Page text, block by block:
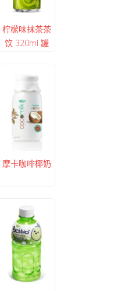
柠檬味抹茶茶
饮 320ml 罐
摩卡咖啡椰奶